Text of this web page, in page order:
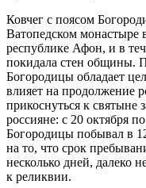
Ковчег с поясом
Ватопедском монастыре
республике Афон, и в
покидала стен общины.
Богородицы обладает
влияет на продолжение
прикоснуться к святыне
россияне: с 20 октября
Богородицы побывал в
на то, что срок
несколько дней, далеко
к реликвии.